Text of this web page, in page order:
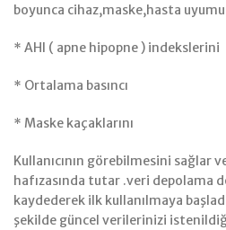
boyunca cihaz,maske,hasta
* AHI ( apne hipopne ) indekslerini
* Ortalama basıncı
* Maske kaçaklarını
Kullanıcının görebilmesini sağlar
hafızasında tutar .veri depolama
kaydederek ilk kullanılmaya
şekilde güncel verilerinizi